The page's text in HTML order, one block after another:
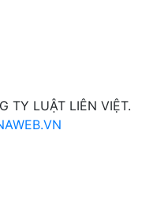
TY LUẬT LIÊN VIỆT.